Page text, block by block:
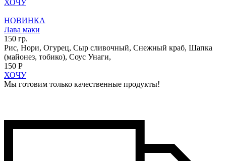
ХОЧУ
НОВИНКА
Лава маки
150 гр.
Рис, Нори, Огурец, Сыр сливочный, Снежный краб, Шапка
(майонез, тобико), Соус Унаги,
150 Р
ХОЧУ
Мы готовим только качественные продукты!